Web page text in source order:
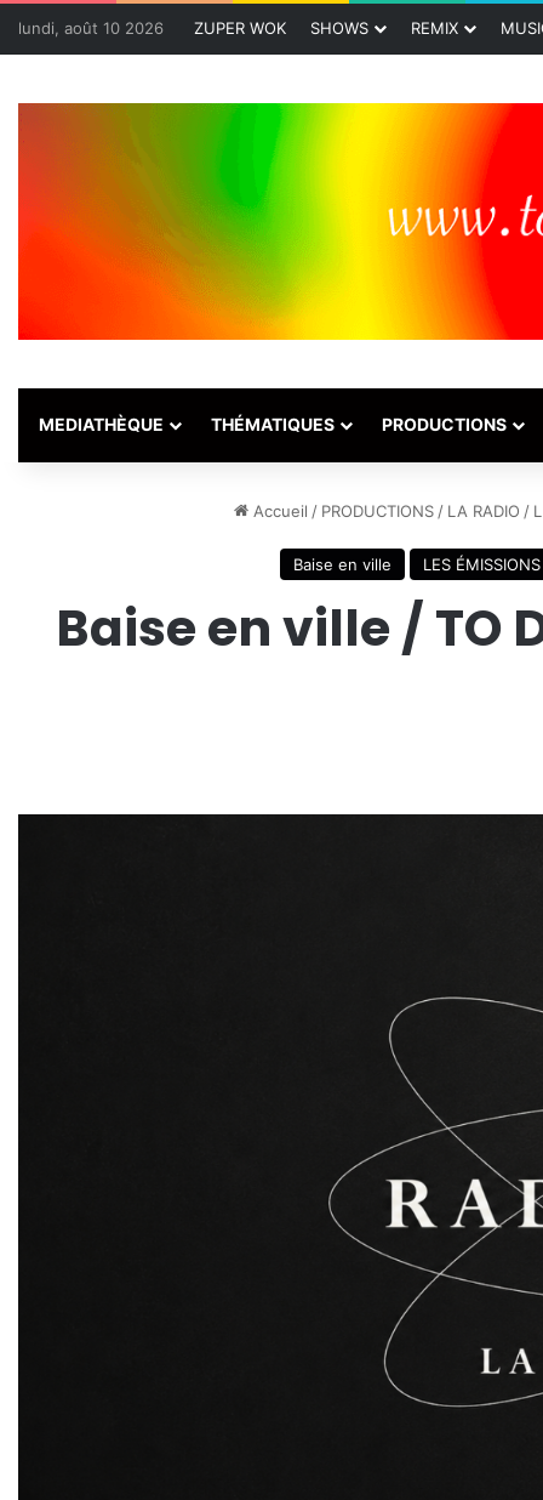
lundi, août 10 2026 ZUPER WOK SHOWS REMIX
MEDIATHÈQUE THÉMATIQUES PRODUCTIONS
Accueil / PRODUCTIONS / LA RADIO /
Baise en ville LES
Baise en ville / TO